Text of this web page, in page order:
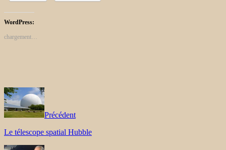
WordPress:
chargement…
Précédent
Le télescope spatial Hubble